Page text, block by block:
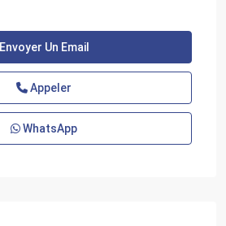
Envoyer Un Email
Appeler
WhatsApp